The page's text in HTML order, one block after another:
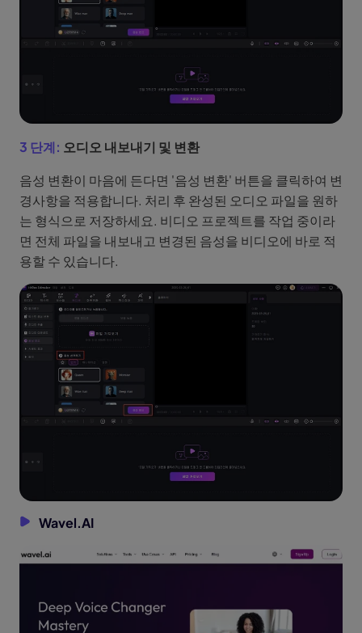
3 단계: 오디오 내보내기 및 변환
음성 변환이 마음에 든다면 '음성 변환' 버튼을 클릭하여 변
경사항을 적용합니다. 처리 후 완성된 오디오 파일을 원하
는 형식으로 저장하세요. 비디오 프로젝트를 작업 중이라
면 전체 파일을 내보내고 변경된 음성을 비디오에 바로 적
용할 수 있습니다.
Wavel.AI